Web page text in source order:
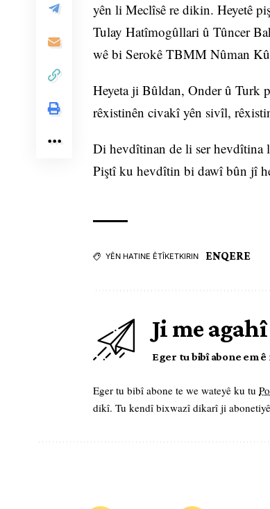
yên li Meclîsê re dikin. Heyetê
Tulay Hatîmogûllari û Tûncer
wê bi Serokê TBMM Nûman
Heyeta ji Bûldan, Onder û Turk
rêxistinên civakî yên sivîl,
Di hevdîtinan de li ser hevdîtina
Piştî ku hevdîtin bi dawî bûn jî
YÊN HATINE ÊTÎKETKIRIN ENQERE
Ji me
Eger tu bibî abone em
Eger tu bibî abone te we wateyê ku tu
dikî. Tu kendî bixwazî dikarî ji